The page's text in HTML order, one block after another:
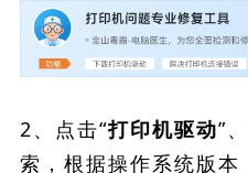
2、点击“打印机驱动”
索，根据操作系统版本